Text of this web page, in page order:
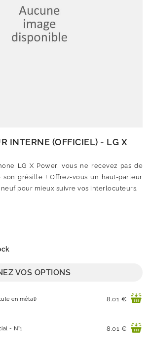
INTERNE (OFFICIEL) - LG X
LG X Power, vous ne recevez pas de
grésille ! Offrez-vous un haut-parleur
pour mieux suivre vos interlocuteurs.
VOS OPTIONS
en métal) Prix
8.01 €
- N°1 Prix
8.01 €